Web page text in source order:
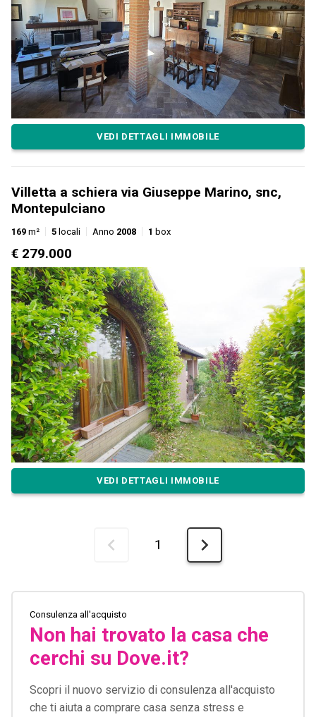
VEDI DETTAGLI IMMOBILE
Villetta a schiera via Giuseppe Marino, snc,
Montepulciano
169 m² 5 locali Anno 2008 1 box
€ 279.000
VEDI DETTAGLI IMMOBILE
1
Consulenza all'acquisto
Non hai trovato la casa che
cerchi su Dove.it?
Scopri il nuovo servizio di consulenza all'acquisto
che ti aiuta a comprare casa senza stress e